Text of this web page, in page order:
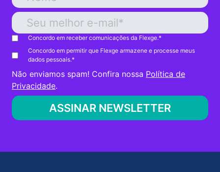
Concordo em receber comunicações da Flexge.*
Concordo em permitir que Flexge armazene e processe meus
dados pessoais.*
Não enviamos spam! Confira nossa Política de
Privacidade.